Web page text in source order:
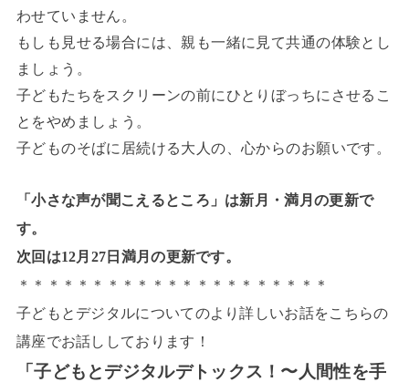
わせていません。
もしも見せる場合には、親も一緒に見て共通の体験とし
ましょう。
子どもたちをスクリーンの前にひとりぼっちにさせるこ
とをやめましょう。
子どものそばに居続ける大人の、心からのお願いです。
「小さな声が聞こえるところ」は新月・満月の更新で
す。
次回は12月27日満月の更新です。
＊＊＊＊＊＊＊＊＊＊＊＊＊＊＊＊＊＊＊＊＊
子どもとデジタルについてのより詳しいお話をこちらの
講座でお話ししております！
「子どもとデジタルデトックス！〜人間性を手